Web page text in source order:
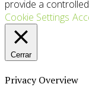
provide a
Cookie Settings
Cerrar
Privacy Overview